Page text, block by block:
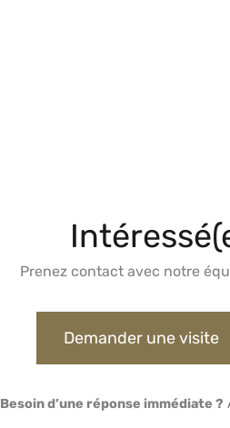
Prenez contact avec notre
Demander une visite
Besoin d’une réponse immédiate ?